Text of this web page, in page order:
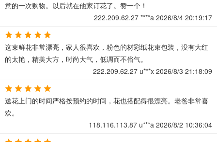
意的一次购物。以后就在他家订花了。赞一个！
222.209.62.27 ****a 2026/8/4 20:19:17
这束鲜花非常漂亮，家人很喜欢，粉色的材彩纸花束包装，没有大红
的太艳，精美大方，时尚大气，低调而不俗气。
222.209.62.27 u***x 2026/8/3 21:18:09
送花上门的时间严格按预约的时间，花也搭配得很漂亮。老爸非常喜
欢。
118.116.113.87 u***a 2026/8/2 10:36:04